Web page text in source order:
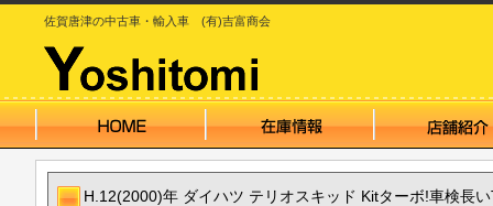
佐賀唐津の中古車・輸入車 (有)吉富商会
H.12(2000)年 ダイハツ テリオスキッド Kitターボ!車検長